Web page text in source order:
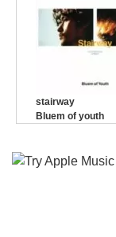
stairway
Bluem of youth